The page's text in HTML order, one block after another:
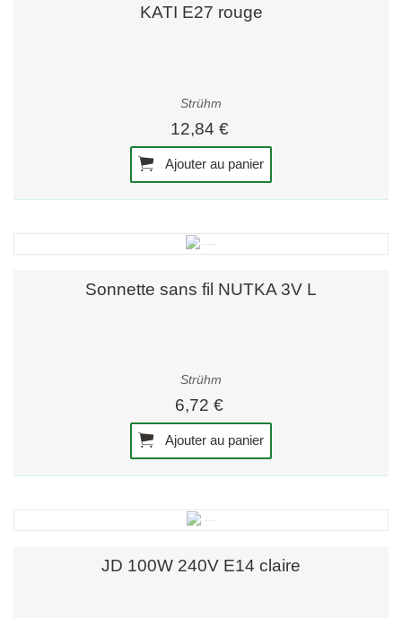
KATI E27 rouge
Strühm
12,84 €
Ajouter au panier
Sonnette sans fil NUTKA 3V L
Strühm
6,72 €
Ajouter au panier
JD 100W 240V E14 claire